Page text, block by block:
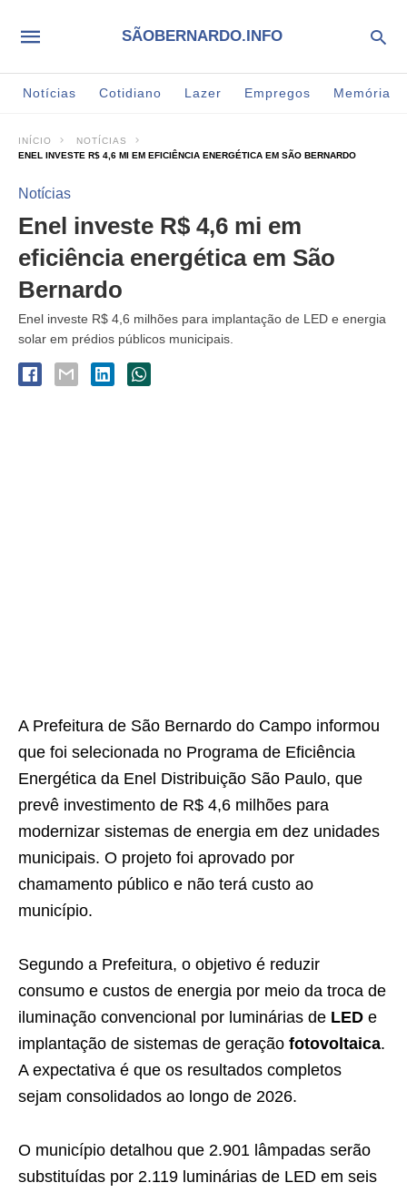
SÃOBERNARDO.INFO
Notícias Cotidiano Lazer Empregos Memória
INÍCIO
NOTÍCIAS
ENEL INVESTE R$ 4,6 MI EM EFICIÊNCIA ENERGÉTICA EM SÃO BERNARDO
Notícias
Enel investe R$ 4,6 mi em
eficiência energética em São
Bernardo
Enel investe R$ 4,6 milhões para implantação de LED e energia
solar em prédios públicos municipais.
A Prefeitura de São Bernardo do Campo informou
que foi selecionada no Programa de Eficiência
Energética da Enel Distribuição São Paulo, que
prevê investimento de R$ 4,6 milhões para
modernizar sistemas de energia em dez unidades
municipais. O projeto foi aprovado por
chamamento público e não terá custo ao
município.
Segundo a Prefeitura, o objetivo é reduzir
consumo e custos de energia por meio da troca de
iluminação convencional por luminárias de LED e
implantação de sistemas de geração fotovoltaica.
A expectativa é que os resultados completos
sejam consolidados ao longo de 2026.
O município detalhou que 2.901 lâmpadas serão
substituídas por 2.119 luminárias de LED em seis